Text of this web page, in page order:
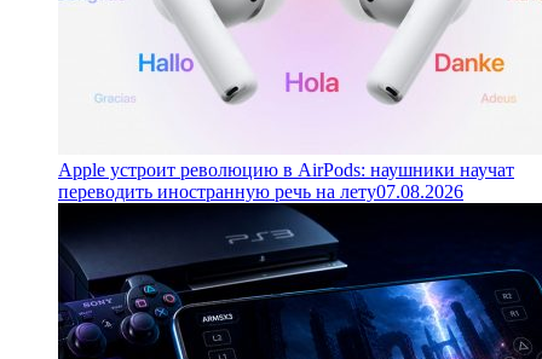
Apple устроит революцию в AirPods: наушники научат
переводить иностранную речь на лету07.08.2026